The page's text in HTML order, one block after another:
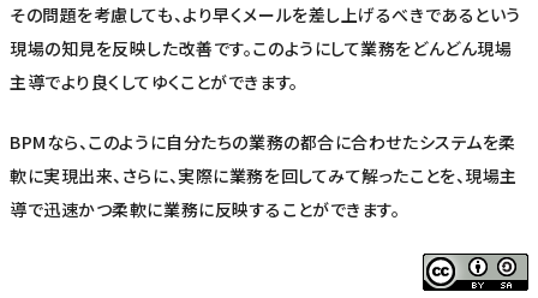
その問題を考慮しても、より早くメールを差し上げるべきであるという
現場の知見を反映した改善です。このようにして業務をどんどん現場
主導でより良くしてゆくことができます。
BPMなら、このように自分たちの業務の都合に合わせたシステムを柔
軟に実現出来、さらに、実際に業務を回してみて解ったことを、現場主
導で迅速かつ柔軟に業務に反映することができます。